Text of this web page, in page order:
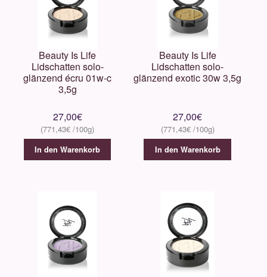
Beauty Is Life
Lidschatten solo-
glänzend écru 01w-c
3,5g
27,00€
771,43€
In den Warenkorb
Beauty Is Life
Lidschatten solo-
glänzend exotic 30w 3,5g
27,00€
771,43€
In den Warenkorb